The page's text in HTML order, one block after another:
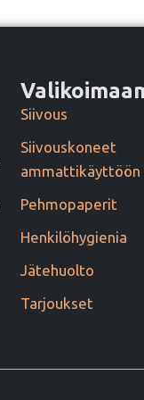
Siivous
Siivouskoneet
ammattikäyttöön
Pehmopaperit
Henkilöhygienia
Jätehuolto
Tarjoukset